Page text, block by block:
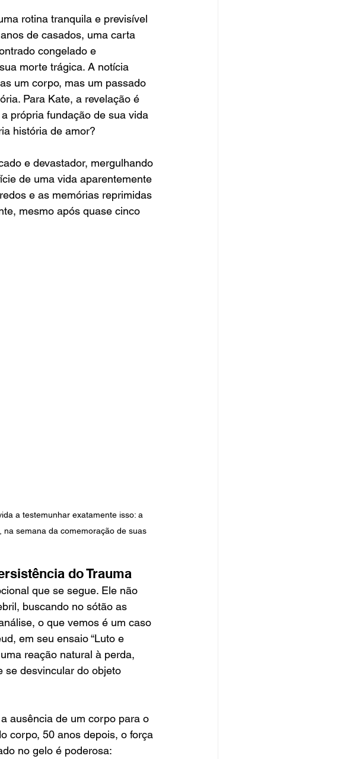
rotina tranquila e previsível
de casados, uma carta
congelado e
morte trágica. A notícia
um corpo, mas um passado
Para Kate, a revelação é
própria fundação de sua vida
história de amor?
e devastador, mergulhando
de uma vida aparentemente
e as memórias reprimidas
mesmo após quase cinco
a testemunhar exatamente isso: a
semana da comemoração de suas
do Trauma
que se segue. Ele não
buscando no sótão as
o que vemos é um caso
em seu ensaio “Luto e
reação natural à perda,
se desvincular do objeto
ausência de um corpo para o
corpo, 50 anos depois, o força
no gelo é poderosa: